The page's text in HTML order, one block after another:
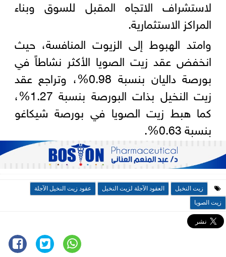
لاستشراف الاتجاه المقبل للسوق وبناء
المراكز الاستثمارية.
وامتد الهبوط إلى الزيوت المنافسة، حيث
انخفض عقد زيت الصويا الأكثر نشاطاً في
بورصة داليان بنسبة 0.98%، وتراجع عقد
زيت النخيل بذات البورصة بنسبة 1.27%،
كما هبط زيت الصويا في بورصة شيكاغو
بنسبة 0.63%.
زيت النخيل العقود الآجلة لزيت النخيل
عقود زيت النخيل الآجلة
زيت الصويا